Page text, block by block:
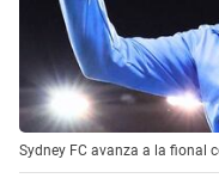
Sydney FC avanza a la fional